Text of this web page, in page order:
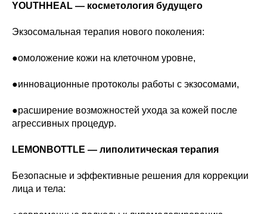
YOUTHHEAL — косметология будущего
Экзосомальная терапия нового поколения:
●омоложение кожи на клеточном уровне,
●инновационные протоколы работы с экзосомами,
●расширение возможностей ухода за кожей после
агрессивных процедур.
LEMONBOTTLE — липолитическая терапия
Безопасные и эффективные решения для коррекции
лица и тела: